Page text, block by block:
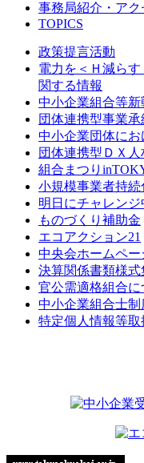
事務局紹介・アク
TOPICS
政策提言活動
電力を＜Ｈ減
関する情報
中小企業組合等新
団体連携型事業
中小企業団体に
団体連携型ＤＸ
組合まつり
小規模事業者持続
明日にチャレン
ものづくり補助金
エコアクション21
中央会ホームペー
決算関係書類様式
官公需適格組合
中小企業組合士
特定個人情報等